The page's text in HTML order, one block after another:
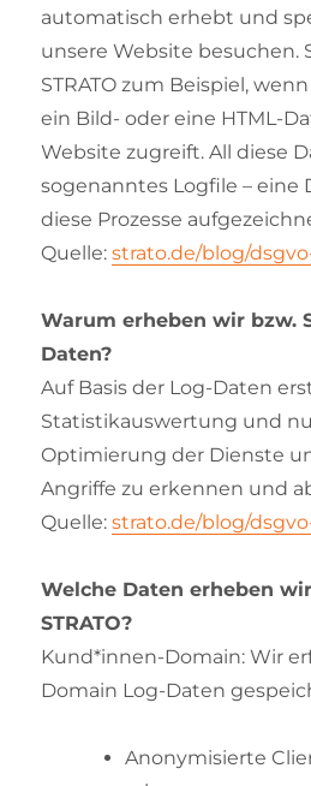
automatisch erhebt und
unsere Website besuchen.
STRATO zum Beispiel,
ein Bild- oder eine HTML-
Website zugreift. All diese
sogenanntes Logfile – eine
diese Prozesse
Quelle:strato.de/blog/
Warum erheben wir bzw.
Daten?
Auf Basis der Log-Daten
Statistikauswertung und
Optimierung der Dienste
Angriffe zu erkennen und
Quelle:strato.de/blog/
Welche Daten erheben
STRATO?
Kund*innen-Domain: Wir
Domain Log-Daten
Anonymisierte